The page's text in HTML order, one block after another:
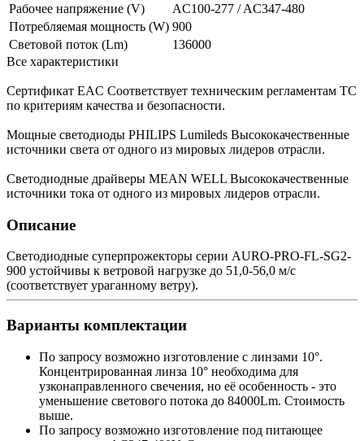
Рабочее напряжение (V)
AC100-277 / AC347-480
Потребляемая мощность (W) 900
Световой поток (Lm)
136000
Все характеристики
Сертификат EAC Соответствует техническим регламентам ТС
по критериям качества и безопасности.
Мощные светодиоды PHILIPS Lumileds Высококачественные
источники света от одного из мировых лидеров отрасли.
Светодиодные драйверы MEAN WELL Высококачественные
источники тока от одного из мировых лидеров отрасли.
Описание
Светодиодные суперпрожекторы серии AURO-PRO-FL-SG2-
900 устойчивы к ветровой нагрузке до 51,0‐56,0 м/с
(соответствует ураганному ветру).
Варианты комплектации
По запросу возможно изготовление с линзами 10°.
Концентрированная линза 10° необходима для
узконаправленного свечения, но её особенность - это
уменьшение светового потока до 84000Lm. Стоимость
выше.
По запросу возможно изготовление под питающее